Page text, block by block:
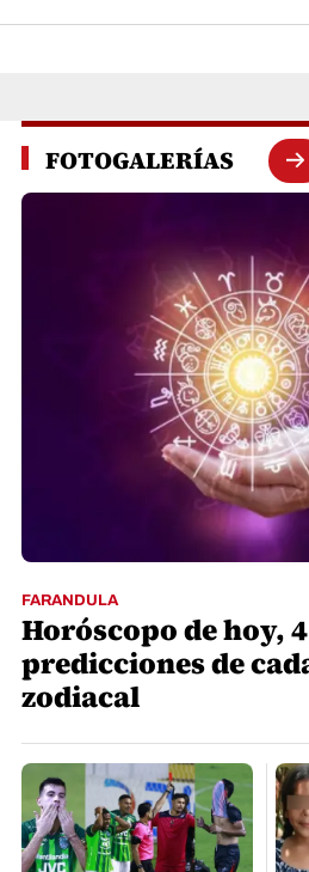
FOTOGALERÍAS
FARANDULA
Horóscopo de hoy,
predicciones de
zodiacal